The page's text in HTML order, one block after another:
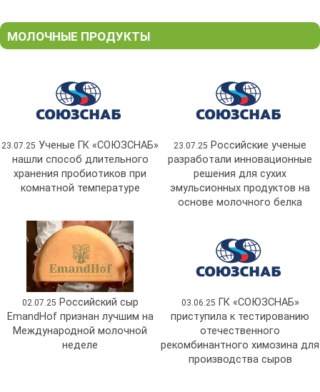
МОЛОЧНЫЕ ПРОДУКТЫ
23.07.25 Ученые ГК «СОЮЗСНАБ»
нашли способ длительного
хранения пробиотиков при
комнатной температуре
23.07.25 Российские ученые
разработали инновационные
решения для сухих
эмульсионных продуктов на
основе молочного белка
02.07.25 Российский сыр
EmandHof признан лучшим на
Международной молочной
неделе
03.06.25 ГК «СОЮЗСНАБ»
приступила к тестированию
отечественного
рекомбинантного химозина для
производства сыров